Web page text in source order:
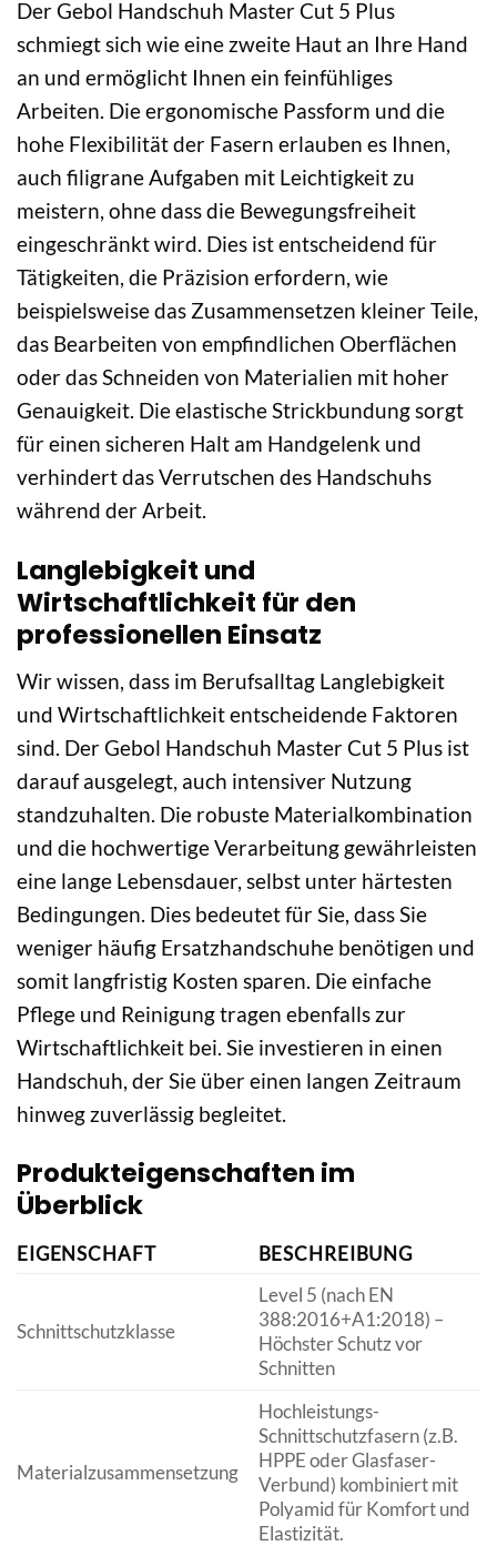
Der Gebol Handschuh Master Cut 5 Plus
schmiegt sich wie eine zweite Haut an Ihre Hand
an und ermöglicht Ihnen ein feinfühliges
Arbeiten. Die ergonomische Passform und die
hohe Flexibilität der Fasern erlauben es Ihnen,
auch filigrane Aufgaben mit Leichtigkeit zu
meistern, ohne dass die Bewegungsfreiheit
eingeschränkt wird. Dies ist entscheidend für
Tätigkeiten, die Präzision erfordern, wie
beispielsweise das Zusammensetzen kleiner Teile,
das Bearbeiten von empfindlichen Oberflächen
oder das Schneiden von Materialien mit hoher
Genauigkeit. Die elastische Strickbundung sorgt
für einen sicheren Halt am Handgelenk und
verhindert das Verrutschen des Handschuhs
während der Arbeit.
Langlebigkeit und
Wirtschaftlichkeit für den
professionellen Einsatz
Wir wissen, dass im Berufsalltag Langlebigkeit
und Wirtschaftlichkeit entscheidende Faktoren
sind. Der Gebol Handschuh Master Cut 5 Plus ist
darauf ausgelegt, auch intensiver Nutzung
standzuhalten. Die robuste Materialkombination
und die hochwertige Verarbeitung gewährleisten
eine lange Lebensdauer, selbst unter härtesten
Bedingungen. Dies bedeutet für Sie, dass Sie
weniger häufig Ersatzhandschuhe benötigen und
somit langfristig Kosten sparen. Die einfache
Pflege und Reinigung tragen ebenfalls zur
Wirtschaftlichkeit bei. Sie investieren in einen
Handschuh, der Sie über einen langen Zeitraum
hinweg zuverlässig begleitet.
Produkteigenschaften im
Überblick
EIGENSCHAFT BESCHREIBUNG
Schnittschutzklasse
Level 5 (nach EN
388:2016+A1:2018) –
Höchster Schutz vor
Schnitten
Materialzusammensetzung
Hochleistungs-
Schnittschutzfasern (z.B.
HPPE oder Glasfaser-
Verbund) kombiniert mit
Polyamid für Komfort und
Elastizität.